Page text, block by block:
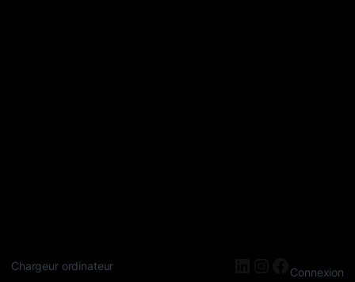
Chargeur ordinateur LinkedIn
Instagram
Connexion